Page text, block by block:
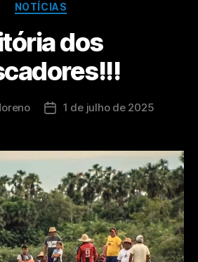
NOTÍCIAS
dos
1 de julho de 2025